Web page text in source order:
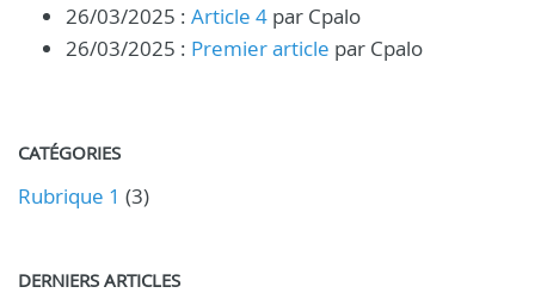
26/03/2025 : Article 4 par Cpalo
26/03/2025 : Premier article par Cpalo
CATÉGORIES
Rubrique 1 (3)
DERNIERS ARTICLES